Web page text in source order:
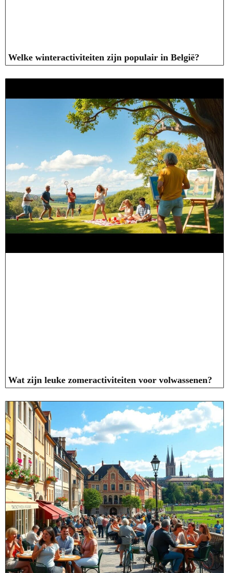
Welke winteractiviteiten zijn populair in België?
Wat zijn leuke zomeractiviteiten voor volwassenen?